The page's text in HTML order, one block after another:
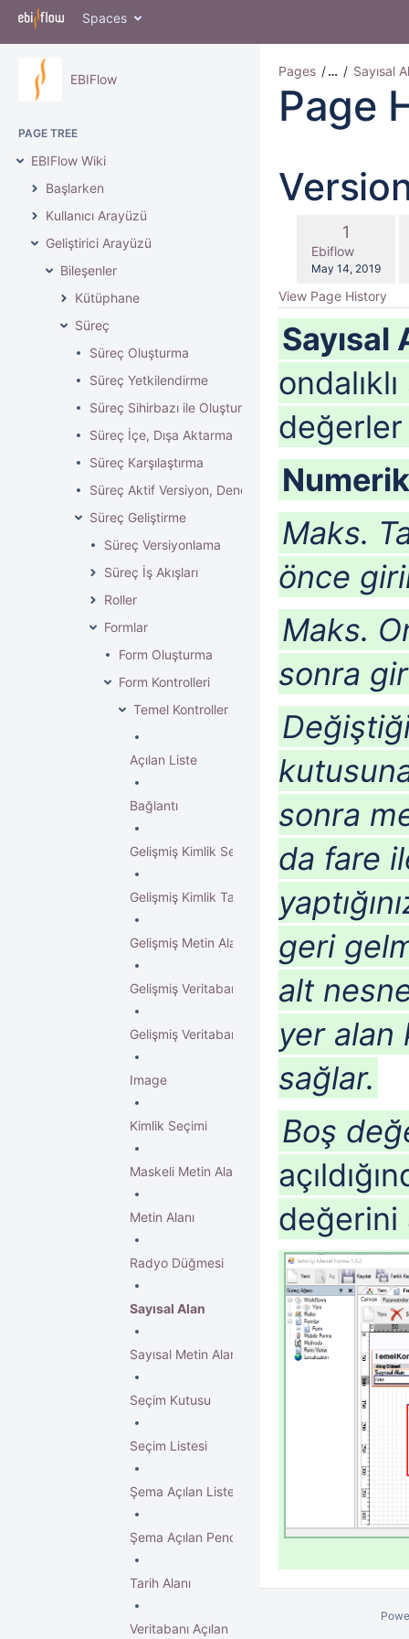
Spaces
EBIFlow
PAGE TREE
EBIFlow Wiki
Başlarken
Kullanıcı Arayüzü
Geliştirici Arayüzü
Bileşenler
Kütüphane
Süreç
Süreç Oluşturma
Süreç Yetkilendirme
Süreç Sihirbazı ile Oluşturma
Süreç İçe, Dışa Aktarma
Süreç Karşılaştırma
Süreç Aktif Versiyon, Deneme Modu
Süreç Geliştirme
Süreç Versiyonlama
Süreç İş Akışları
Roller
Formlar
Form Oluşturma
Form Kontrolleri
Temel Kontroller
Açılan Liste
Bağlantı
Gelişmiş Kimlik Seçimi
Gelişmiş Kimlik Tanımı
Gelişmiş Metin Alanı
Gelişmiş Veritabanı Açılan Liste
Gelişmiş Veritabanı Açılan Template
Image
Kimlik Seçimi
Maskeli Metin Alanı
Metin Alanı
Radyo Düğmesi
Sayısal Alan
Sayısal Metin Alanı
Seçim Kutusu
Seçim Listesi
Şema Açılan Liste
Şema Açılan Pencere
Tarih Alanı
Veritabanı Açılan Liste
Pages … Sayısal
Page
Old
Version
1
Ebiflow
Saved
May 14, 2019
View Page History
Sayısal
Maks.
önce
Maks.
sonra
sonra
da fare
geri
alt
yer alan
sağlar.
Boş
değerini